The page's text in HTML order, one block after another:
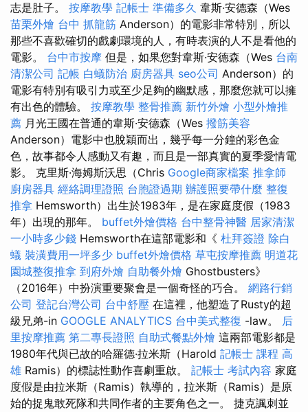
志是肚子。 按摩教學 記帳士 準備多久 韋斯·安德森（Wes
苗栗外燴 台中 抓龍筋 Anderson）的電影非常特別，所以
那些不喜歡確切的戲劇環境的人，有時表演的人不是看他的
電影。 台中市按摩 但是，如果您對韋斯·安德森（Wes 台南
清潔公司 記帳 白蟻防治 廚房器具 seo公司 Anderson）的
電影有特別有吸引力或至少足夠的幽默感，那麼您就可以擁
有出色的體驗。 按摩教學 整骨推薦 新竹外燴 小型外燴推
薦 月光王國在普通的韋斯·安德森（Wes 撥筋美容
Anderson）電影中也脫穎而出，幾乎每一分鐘的彩色金
色，故事都令人感動又有趣，而且是一部真實的夏季愛情電
影。 克里斯·海姆斯沃思（Chris Google商家檔案 推拿師
廚房器具 經絡調理證照 台胞證過期 辦護照要帶什麼 整復
推拿 Hemsworth）出生於1983年，是在家庭度假（1983
年）出現的那年。 buffet外燴價格 台中整骨神醫 居家清潔
一小時多少錢 Hemsworth在這部電影和《 杜拜簽證 除白
蟻 裝潢費用一坪多少 buffet外燴價格 草屯按摩推薦 明道花
園城整復推拿 到府外燴 自助餐外燴 Ghostbusters》
（2016年）中扮演重要聚會是一個奇怪的巧合。 網路行銷
公司 登記台灣公司 台中舒壓 在這裡，他塑造了Rusty的超
級兄弟-in GOOGLE ANALYTICS 台中美式整復 -law。 后
里按摩推薦 第二專長證照 自助式餐點外燴 這兩部電影都是
1980年代與已故的哈羅德·拉米斯（Harold 記帳士 課程 高
雄 Ramis）的標誌性動作喜劇重啟。 記帳士 考試內容 家庭
度假是由拉米斯（Ramis）執導的，拉米斯（Ramis）是原
始的捉鬼敢死隊和共同作者的主要角色之一。 捷克諷刺並